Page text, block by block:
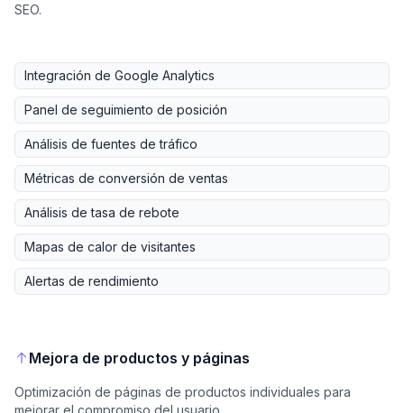
SEO.
Integración de Google Analytics
Panel de seguimiento de posición
Análisis de fuentes de tráfico
Métricas de conversión de ventas
Análisis de tasa de rebote
Mapas de calor de visitantes
Alertas de rendimiento
Mejora de productos y páginas
Optimización de páginas de productos individuales para
mejorar el compromiso del usuario.